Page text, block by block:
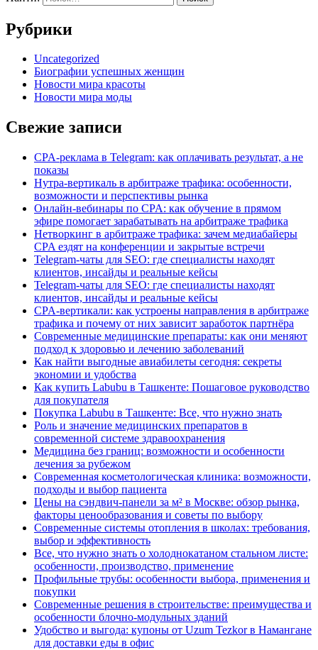
Рубрики
Uncategorized
Биографии успешных женщин
Новости мира красоты
Новости мира моды
Свежие записи
CPA-реклама в Telegram: как оплачивать результат, а не
показы
Нутра-вертикаль в арбитраже трафика: особенности,
возможности и перспективы рынка
Онлайн-вебинары по CPA: как обучение в прямом
эфире помогает зарабатывать на арбитраже трафика
Нетворкинг в арбитраже трафика: зачем медиабайеры
CPA ездят на конференции и закрытые встречи
Telegram-чаты для SEO: где специалисты находят
клиентов, инсайды и реальные кейсы
Telegram-чаты для SEO: где специалисты находят
клиентов, инсайды и реальные кейсы
CPA-вертикали: как устроены направления в арбитраже
трафика и почему от них зависит заработок партнёра
Современные медицинские препараты: как они меняют
подход к здоровью и лечению заболеваний
Как найти выгодные авиабилеты сегодня: секреты
экономии и удобства
Как купить Labubu в Ташкенте: Пошаговое руководство
для покупателя
Покупка Labubu в Ташкенте: Все, что нужно знать
Роль и значение медицинских препаратов в
современной системе здравоохранения
Медицина без границ: возможности и особенности
лечения за рубежом
Современная косметологическая клиника: возможности,
подходы и выбор пациента
Цены на сэндвич-панели за м² в Москве: обзор рынка,
факторы ценообразования и советы по выбору
Современные системы отопления в школах: требования,
выбор и эффективность
Все, что нужно знать о холоднокатаном стальном листе:
особенности, производство, применение
Профильные трубы: особенности выбора, применения и
покупки
Современные решения в строительстве: преимущества и
особенности блочно-модульных зданий
Удобство и выгода: купоны от Uzum Tezkor в Намангане
для доставки еды в офис